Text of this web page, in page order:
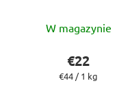
ocena
produktu
wynosi
W magazynie
€22
Cena
€44 / 1 kg